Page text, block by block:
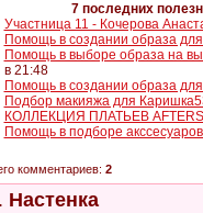
7 последних
Участница 11 - Кочерова
Помощь в создании образа
Помощь в выборе образа на
в 21:48
Помощь в создании образа
Подбор макияжа для
КОЛЛЕКЦИЯ ПЛАТЬЕВ
Помощь в подборе
комментариев: 2
. Настенка